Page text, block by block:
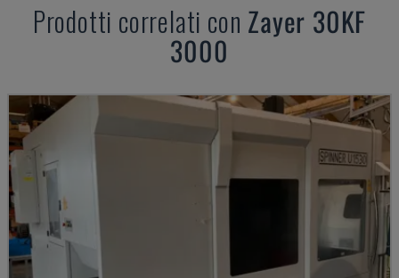
Prodotti correlati con Zayer 30KF
3000